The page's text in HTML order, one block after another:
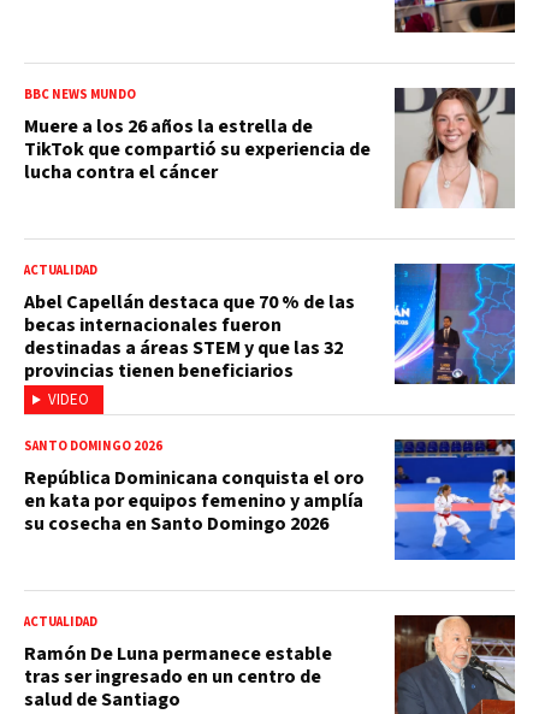
BBC NEWS MUNDO
Muere a los 26 años la estrella de
TikTok que compartió su experiencia de
lucha contra el cáncer
VIDEO
ACTUALIDAD
Abel Capellán destaca que 70 % de las
becas internacionales fueron
destinadas a áreas STEM y que las 32
provincias tienen beneficiarios
SANTO DOMINGO 2026
República Dominicana conquista el oro
en kata por equipos femenino y amplía
su cosecha en Santo Domingo 2026
ACTUALIDAD
Ramón De Luna permanece estable
tras ser ingresado en un centro de
salud de Santiago